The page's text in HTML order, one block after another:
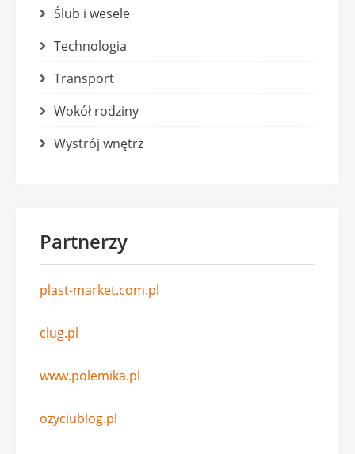
Ślub i wesele
Technologia
Transport
Wokół rodziny
Wystrój wnętrz
Partnerzy
plast-market.com.pl
clug.pl
www.polemika.pl
ozyciublog.pl